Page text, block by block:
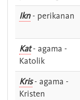
Ikn- perikanan
Kat- agama -
Katolik
Kris- agama -
Kristen